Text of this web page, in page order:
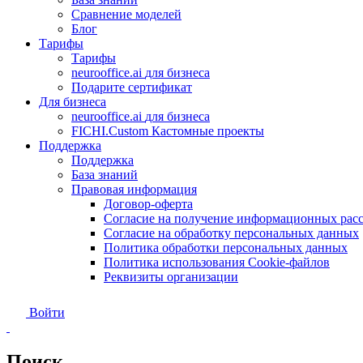
Сравнение моделей
Блог
Тарифы
Тарифы
neurooffice.ai для бизнеса
Подарите сертификат
Для бизнеса
neurooffice.ai для бизнеса
FICHI.Custom Кастомные проекты
Поддержка
Поддержка
База знаний
Правовая информация
Договор-оферта
Согласие на получение информационных
Согласие на обработку персональных данных
Политика обработки персональных данных
Политика использования Сookie-файлов
Реквизиты организации
Войти